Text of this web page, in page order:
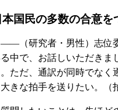
本国民の多数の合意
（研究者・男性）志位委
中で、お話しいただきま
ただ、通訳が同時でなく
きな拍手を送りたい。（